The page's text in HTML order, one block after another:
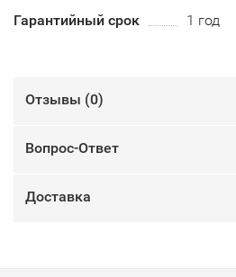
Гарантийный срок
1 год
Отзывы (0)
Вопрос-Ответ
Доставка